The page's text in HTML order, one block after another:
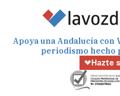
Apoya una Andalucía con
periodismo hecho
Hazte